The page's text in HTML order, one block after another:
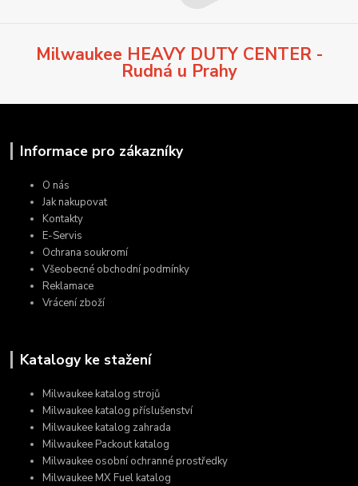
Milwaukee HEAVY DUTY CENTER -
Rudná u Prahy
Informace pro zákazníky
O nás
Jak nakupovat
Kontakty
E-Servis
Ochrana soukromí
Všeobecné obchodní podmínky
Reklamace
Vrácení zboží
Katalogy ke stažení
Milwaukee katalog strojů
Milwaukee katalog příslušenství
Milwaukee katalog zahrada
Milwaukee Packout katalog
Milwaukee osobní ochranné prostředky
Milwaukee MX Fuel katalog